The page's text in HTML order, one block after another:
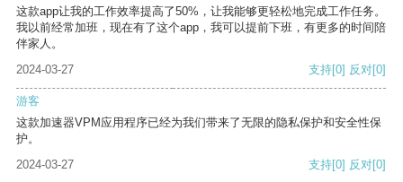
这款app让我的工作效率提高了50%，让我能够更轻松地完成工作任务。
我以前经常加班，现在有了这个app，我可以提前下班，有更多的时间陪
伴家人。
2024-03-27
支持[0] 反对[0]
游客
这款加速器VPM应用程序已经为我们带来了无限的隐私保护和安全性保
护。
2024-03-27
支持[0] 反对[0]